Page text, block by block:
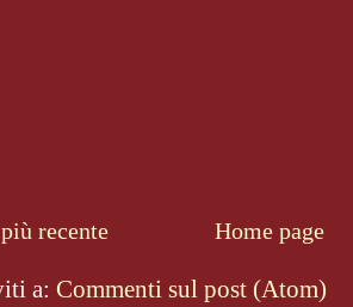
recente Home page
a: Commenti sul post (Atom)